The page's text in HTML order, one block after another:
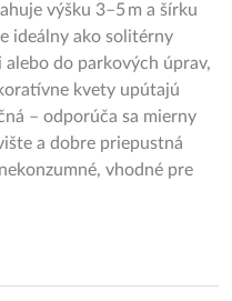
výšku 3–5 m a šírku
ideálny ako solitérny
do parkových úprav,
kvety upútajú
– odporúča sa mierny
a dobre priepustná
vhodné pre